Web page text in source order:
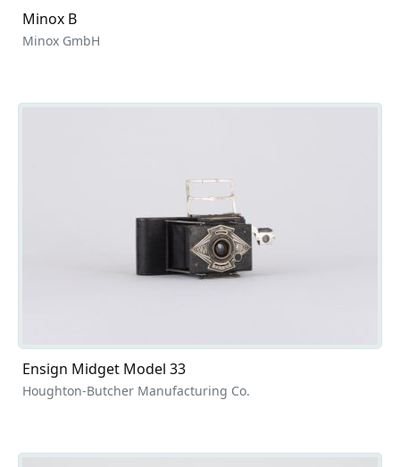
Minox B
Minox GmbH
Ensign Midget Model 33
Houghton-Butcher Manufacturing Co.